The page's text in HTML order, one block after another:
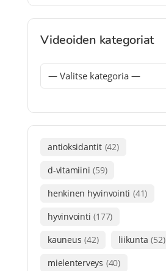
Videoiden kategoriat
antioksidantit (42)
d-vitamiini (59)
henkinen hyvinvointi (41)
hyvinvointi (177)
kauneus (42) liikunta (52)
mielenterveys (40)